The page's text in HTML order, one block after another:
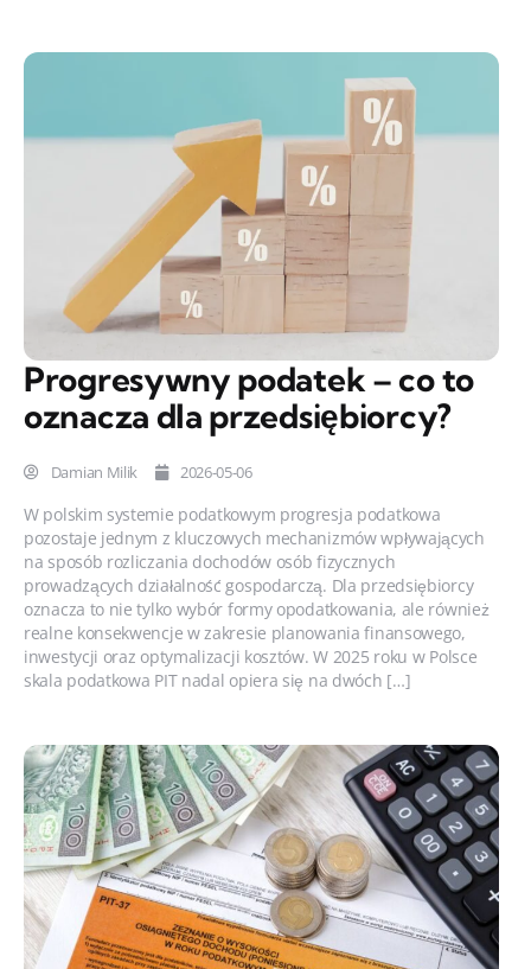
Progresywny podatek – co to
oznacza dla przedsiębiorcy?
Damian Milik 2026-05-06
W polskim systemie podatkowym progresja podatkowa
pozostaje jednym z kluczowych mechanizmów wpływających
na sposób rozliczania dochodów osób fizycznych
prowadzących działalność gospodarczą. Dla przedsiębiorcy
oznacza to nie tylko wybór formy opodatkowania, ale również
realne konsekwencje w zakresie planowania finansowego,
inwestycji oraz optymalizacji kosztów. W 2025 roku w Polsce
skala podatkowa PIT nadal opiera się na dwóch […]